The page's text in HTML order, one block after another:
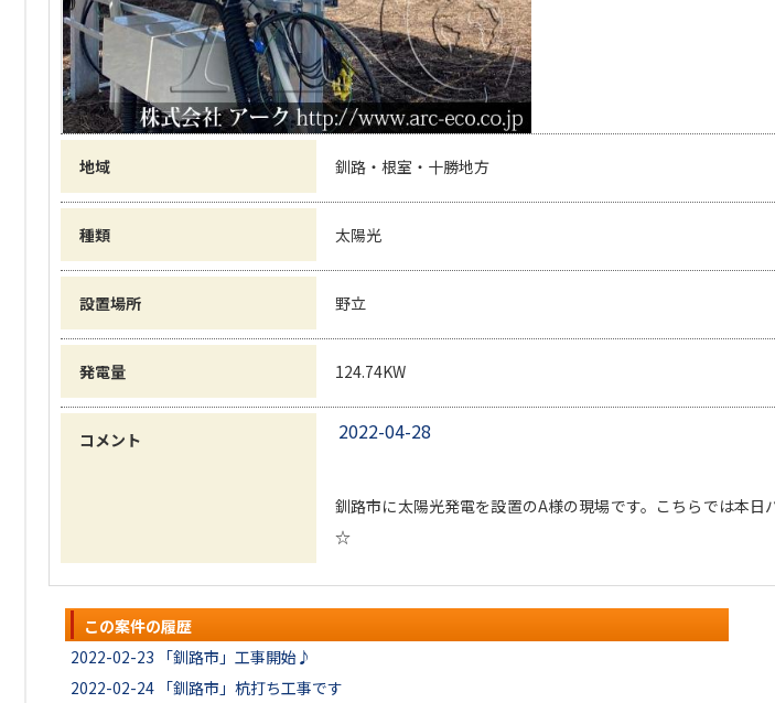
地域 釧路・根室・十勝地方
種類 太陽光
設置場所 野立
発電量 124.74KW
コメント 2022-04-28
釧路市に太陽光発電を設置のA様の現場です。こちらでは本
☆
この案件の履歴
2022-02-23
「釧路市」工事開始♪
2022-02-24 「釧路市」杭打ち工事です